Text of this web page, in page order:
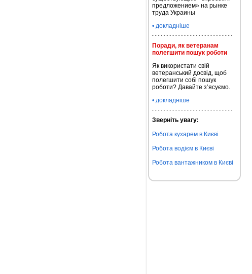
предложением» на рынке
труда Украины
• докладніше
Поради, як ветеранам
полегшити пошук роботи
Як використати свій
ветеранський досвід, щоб
полегшити собі пошук
роботи? Давайте з’ясуємо.
• докладніше
Зверніть увагу:
Робота кухарем в Києві
Робота водієм в Києві
Робота вантажником в Києві